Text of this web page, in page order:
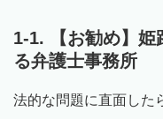
1-1. 【お勧め】姫
る弁護士事務所
法的な問題に直面した